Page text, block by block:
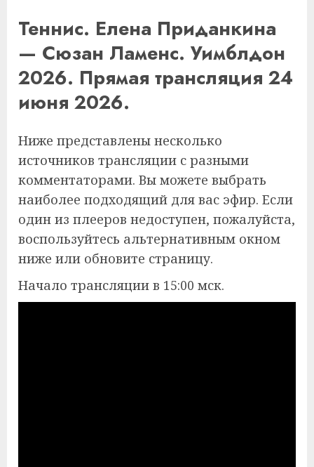
Теннис. Елена Приданкина
— Сюзан Ламенс. Уимблдон
2026. Прямая трансляция 24
июня 2026.
Ниже представлены несколько
источников трансляции с разными
комментаторами. Вы можете выбрать
наиболее подходящий для вас эфир. Если
один из плееров недоступен, пожалуйста,
воспользуйтесь альтернативным окном
ниже или обновите страницу.
Начало трансляции в 15:00 мск.